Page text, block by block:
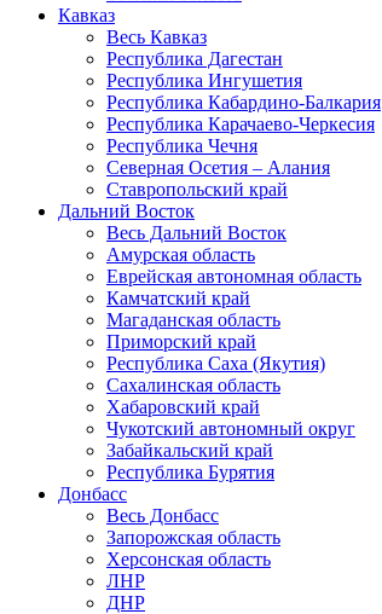
Кавказ
Весь Кавказ
Республика Дагестан
Республика Ингушетия
Республика Кабардино-Балкария
Республика Карачаево-Черкесия
Республика Чечня
Северная Осетия – Алания
Ставропольский край
Дальний Восток
Весь Дальний Восток
Амурская область
Еврейская автономная область
Камчатский край
Магаданская область
Приморский край
Республика Саха (Якутия)
Сахалинская область
Хабаровский край
Чукотский автономный округ
Забайкальский край
Республика Бурятия
Донбасс
Весь Донбасс
Запорожская область
Херсонская область
ЛНР
ДНР